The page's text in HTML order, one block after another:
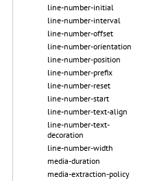
line-number-initial
line-number-interval
line-number-offset
line-number-orientation
line-number-position
line-number-prefix
line-number-reset
line-number-start
line-number-text-align
line-number-text-
decoration
line-number-width
media-duration
media-extraction-policy